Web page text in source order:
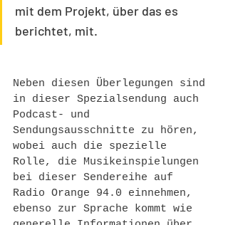
mit dem Projekt, über das es
berichtet, mit.
Neben diesen Überlegungen sind
in dieser Spezialsendung auch
Podcast- und
Sendungsausschnitte zu hören,
wobei auch die spezielle
Rolle, die Musikeinspielungen
bei dieser Sendereihe auf
Radio Orange 94.0 einnehmen,
ebenso zur Sprache kommt wie